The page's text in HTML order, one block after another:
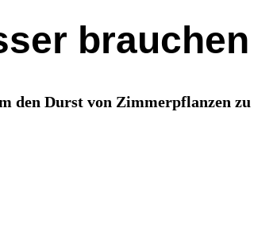
brauchen
den Durst von Zimmerpflanzen zu